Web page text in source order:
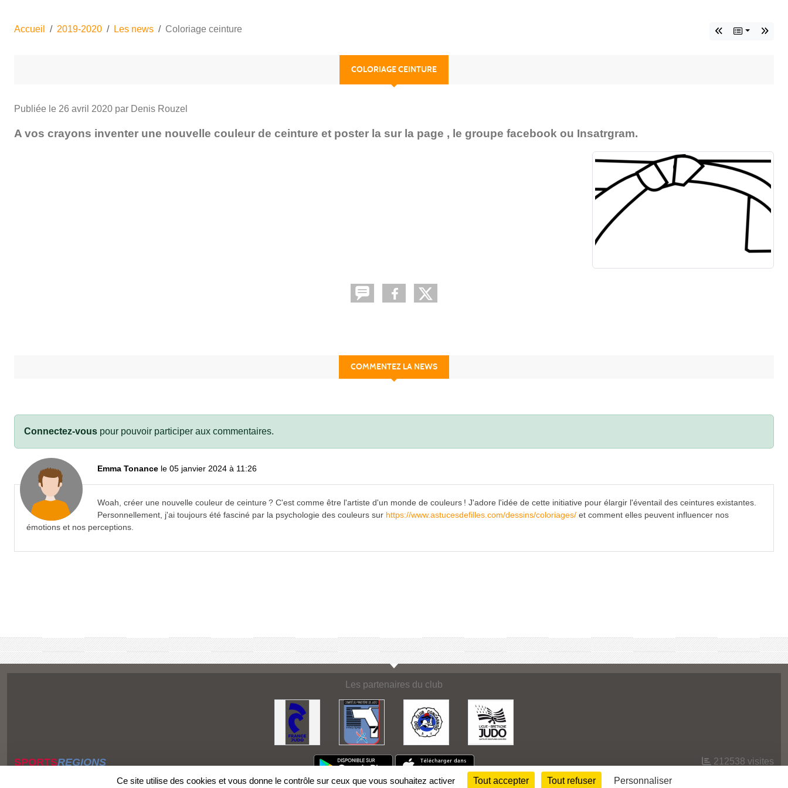
Accueil 2019-2020 Les news Coloriage ceinture
COLORIAGE CEINTURE
Publiée le 26 avril 2020 par Denis Rouzel
A vos crayons inventer une nouvelle couleur de ceinture et poster la sur la page , le groupe facebook ou Insatrgram.
COMMENTEZ LA NEWS
Connectez-vous pour pouvoir participer aux commentaires.
Emma Tonance le 05 janvier 2024 à 11:26
Woah, créer une nouvelle couleur de ceinture ? C'est comme être l'artiste d'un monde de couleurs ! J'adore l'idée de cette initiative pour élargir l'éventail des ceintures existantes.
Personnellement, j'ai toujours été fasciné par la psychologie des couleurs sur https://www.astucesdefilles.com/dessins/coloriages/ et comment elles peuvent influencer nos
émotions et nos perceptions.
Les partenaires du club
SPORTSREGIONS 212538 visites
Ce site utilise des cookies et vous donne le contrôle sur ceux que vous souhaitez activer Tout accepter Tout refuser Personnaliser